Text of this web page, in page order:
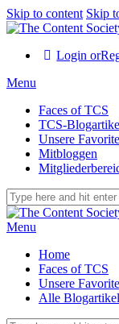
Skip to content Skip
Login or
Menu
Faces of TCS
TCS-
Unsere
Mitbloggen
Menu
Home
Faces of TCS
Unsere
Alle